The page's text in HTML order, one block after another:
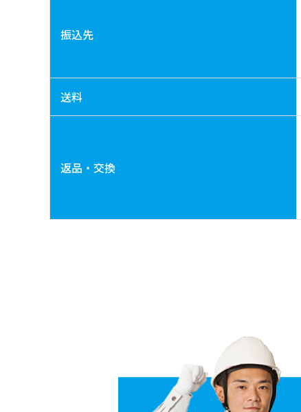
振込先
送料
返品・交換